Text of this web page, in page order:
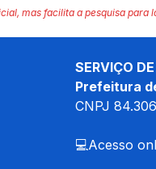
mas facilita a pesquisa para
SERVIÇO
Prefeitura
CNPJ
💻Acesso